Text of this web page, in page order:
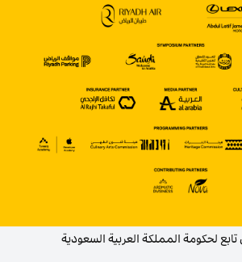
لحكومة المملكة العربية السعودية